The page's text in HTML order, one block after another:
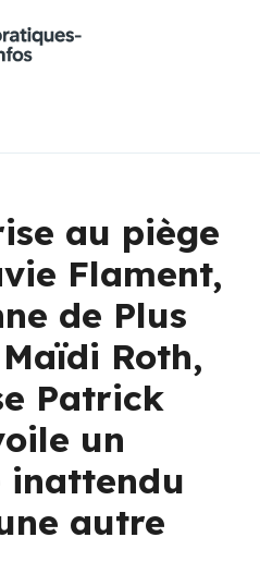
au piège
Flament,
de Plus
Roth,
Patrick
un
inattendu
autre